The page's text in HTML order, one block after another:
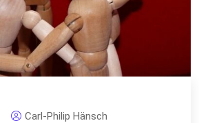
Carl-Philip Hänsch